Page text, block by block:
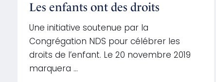
Les enfants ont des droits
Une initiative soutenue par la
Congrégation NDS pour célébrer les
droits de l’enfant. Le 20 novembre 2019
marquera …